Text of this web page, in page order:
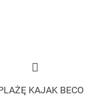
KAJAK BECO